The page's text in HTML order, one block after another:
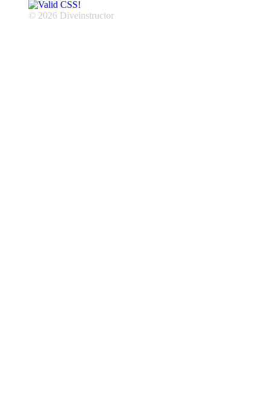
© 2026 Diveinstructor